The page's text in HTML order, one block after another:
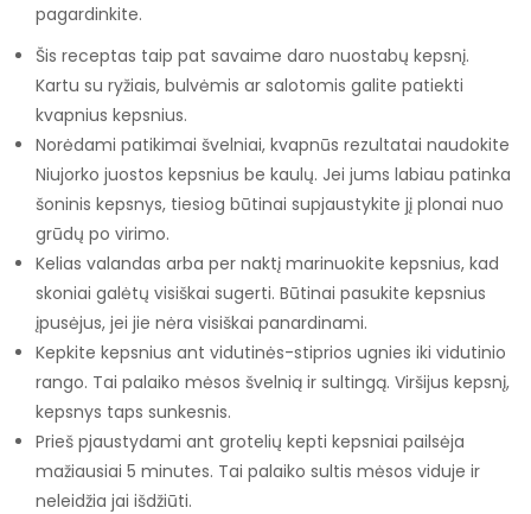
pagardinkite.
Šis receptas taip pat savaime daro nuostabų kepsnį.
Kartu su ryžiais, bulvėmis ar salotomis galite patiekti
kvapnius kepsnius.
Norėdami patikimai švelniai, kvapnūs rezultatai naudokite
Niujorko juostos kepsnius be kaulų. Jei jums labiau patinka
šoninis kepsnys, tiesiog būtinai supjaustykite jį plonai nuo
grūdų po virimo.
Kelias valandas arba per naktį marinuokite kepsnius, kad
skoniai galėtų visiškai sugerti. Būtinai pasukite kepsnius
įpusėjus, jei jie nėra visiškai panardinami.
Kepkite kepsnius ant vidutinės-stiprios ugnies iki vidutinio
rango. Tai palaiko mėsos švelnią ir sultingą. Viršijus kepsnį,
kepsnys taps sunkesnis.
Prieš pjaustydami ant grotelių kepti kepsniai pailsėja
mažiausiai 5 minutes. Tai palaiko sultis mėsos viduje ir
neleidžia jai išdžiūti.